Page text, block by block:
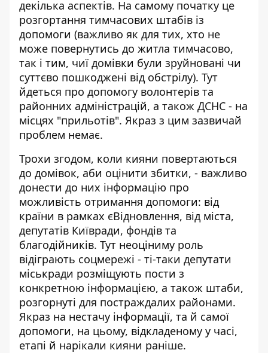
декілька аспектів. На самому початку це
розгортання тимчасових штабів із
допомоги (важливо як для тих, хто не
може повернутись до житла тимчасово,
так і тим, чиї домівки були зруйновані чи
суттєво пошкоджені від обстрілу). Тут
йдеться про допомогу волонтерів та
районних адміністрацій, а також ДСНС - на
місцях "прильотів". Якраз з цим зазвичай
проблем немає.
Трохи згодом, коли кияни повертаються
до домівок, аби оцінити збитки, - важливо
донести до них інформацію про
можливість отримання допомоги: від
країни в рамках єВідновлення, від міста,
депутатів Київради, фондів та
благодійників. Тут неоціниму роль
відіграють соцмережі - ті-таки депутати
міськради розміщують пости з
конкретною інформацією, а також штаби,
розгорнуті для постраждалих районами.
Якраз на нестачу інформації, та й самої
допомоги, на цьому, відкладеному у часі,
етапі й нарікали кияни раніше.